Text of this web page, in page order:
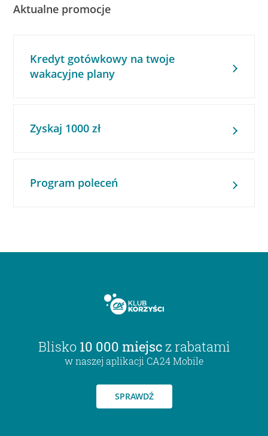
Aktualne promocje
Kredyt gotówkowy na twoje
wakacyjne plany
Zyskaj 1000 zł
Program poleceń
Blisko 10 000 miejsc z rabatami
w naszej aplikacji CA24 Mobile
SPRAWDŹ